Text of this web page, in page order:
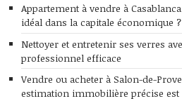
Appartement à vendre à
idéal dans la capitale économique ?
Nettoyer et entretenir ses verres
professionnel efficace
Vendre ou acheter à Salon-de-
estimation immobilière précise est